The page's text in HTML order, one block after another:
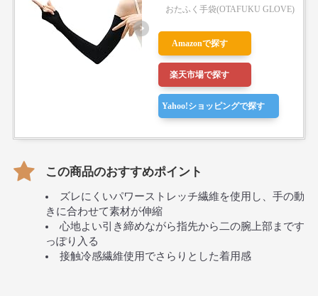
おたふく手袋(OTAFUKU GLOVE)
Amazonで探す
楽天市場で探す
Yahoo!ショッピングで探す
この商品のおすすめポイント
ズレにくいパワーストレッチ繊維を使用し、手の動
きに合わせて素材が伸縮
心地よい引き締めながら指先から二の腕上部まです
っぽり入る
接触冷感繊維使用でさらりとした着用感